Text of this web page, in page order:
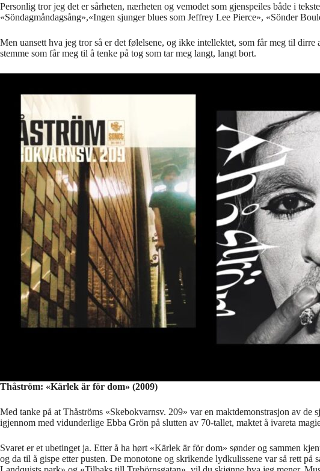
Personlig tror jeg det er sårheten, nærheten og vemodet som gjenspeiles både i
«Söndagmåndagsång»,«Ingen sjunger blues som Jeffrey Lee Pierce», «Sönder
Men uansett hva jeg tror så er det følelsene, og ikke intellektet, som får meg til
stemme som får meg til å tenke på tog som tar meg langt, langt bort.
Thåström: «Kärlek är för dom» (2009)
Med tanke på at Thåströms «Skebokvarnsv. 209» var en maktdemonstrasjon av
igjennom med vidunderlige Ebba Grön på slutten av 70-tallet, maktet å ivareta
Svaret er et ubetinget ja. Etter å ha hørt «Kärlek är för dom» sønder og sammen
og da til å gispe etter pusten. De monotone og skrikende lydkulissene var så rett